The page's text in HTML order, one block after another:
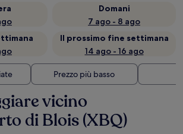
Domani
7 ago - 8 ago
Il prossimo fine settimana
14 ago - 16 ago
Prezzo più basso
vicino
di Blois (XBQ)